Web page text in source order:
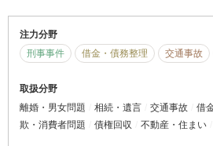
注力分野
刑事事件
借金・債務整理 交通事故
取扱分野
離婚・男女問題
相続・遺言 交通事故 借
欺・消費者問題
債権回収 不動産・住まい